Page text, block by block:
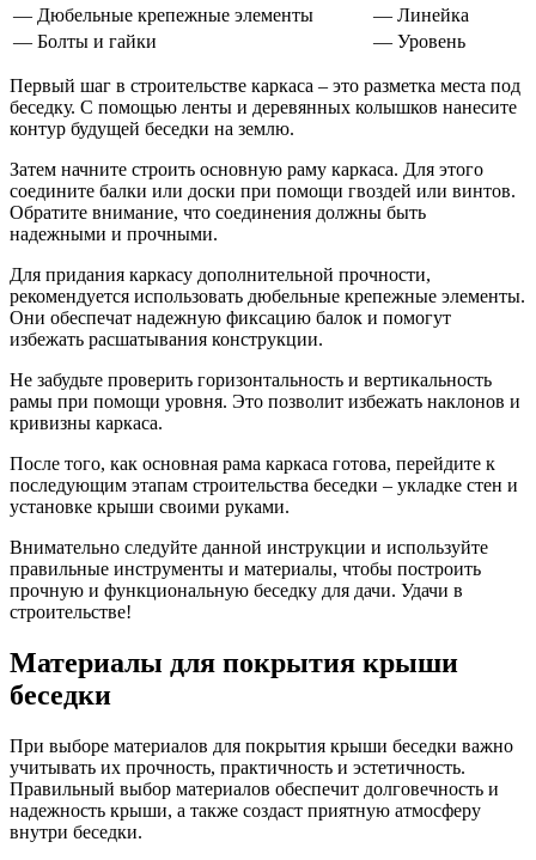
— Дюбельные крепежные элементы
— Линейка
— Болты и гайки
— Уровень
Первый шаг в строительстве каркаса – это разметка места под
беседку. С помощью ленты и деревянных колышков нанесите
контур будущей беседки на землю.
Затем начните строить основную раму каркаса. Для этого
соедините балки или доски при помощи гвоздей или винтов.
Обратите внимание, что соединения должны быть
надежными и прочными.
Для придания каркасу дополнительной прочности,
рекомендуется использовать дюбельные крепежные элементы.
Они обеспечат надежную фиксацию балок и помогут
избежать расшатывания конструкции.
Не забудьте проверить горизонтальность и вертикальность
рамы при помощи уровня. Это позволит избежать наклонов и
кривизны каркаса.
После того, как основная рама каркаса готова, перейдите к
последующим этапам строительства беседки – укладке стен и
установке крыши своими руками.
Внимательно следуйте данной инструкции и используйте
правильные инструменты и материалы, чтобы построить
прочную и функциональную беседку для дачи. Удачи в
строительстве!
Материалы для покрытия крыши
беседки
При выборе материалов для покрытия крыши беседки важно
учитывать их прочность, практичность и эстетичность.
Правильный выбор материалов обеспечит долговечность и
надежность крыши, а также создаст приятную атмосферу
внутри беседки.